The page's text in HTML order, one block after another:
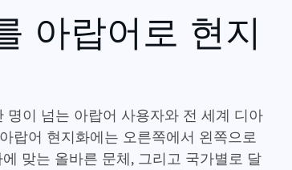
아랍어로 현지
명이 넘는 아랍어 사용자와 전 세계 디아
랍어 현지화에는 오른쪽에서 왼쪽으로
맞는 올바른 문체, 그리고 국가별로 달